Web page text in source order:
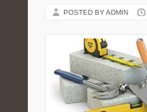
POSTED BY ADMIN